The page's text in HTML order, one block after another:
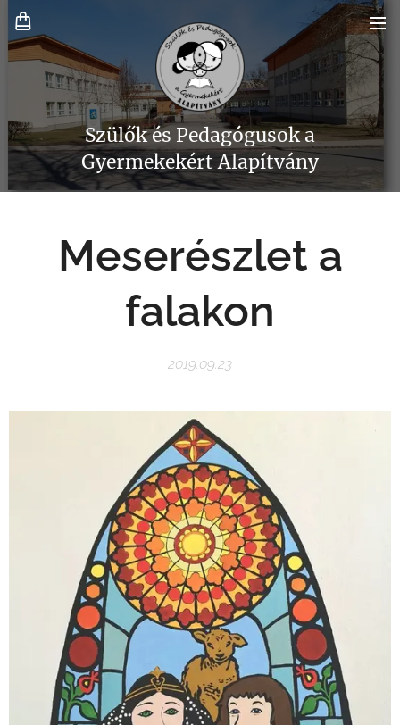
Szülők és Pedagógusok a
Gyermekekért Alapítvány
Meserészlet a
falakon
2019.09.23